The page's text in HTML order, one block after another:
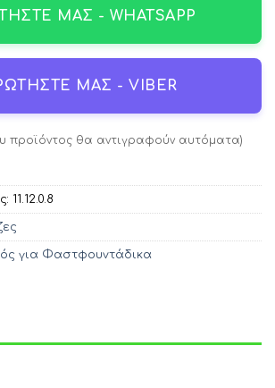
ΜΑΣ - WHATSAPP
ΜΑΣ - VIBER
προϊόντος θα αντιγραφούν αυτόματα)
11.12.0.8
για Φαστφουντάδικα